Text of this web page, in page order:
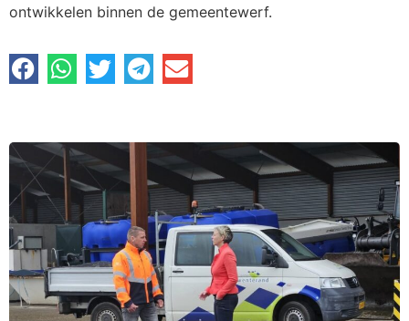
ontwikkelen binnen de gemeentewerf.